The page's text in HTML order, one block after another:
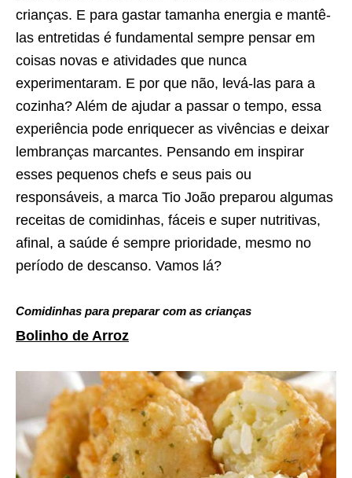
crianças. E para gastar tamanha energia e mantê-
las entretidas é fundamental sempre pensar em
coisas novas e atividades que nunca
experimentaram. E por que não, levá-las para a
cozinha? Além de ajudar a passar o tempo, essa
experiência pode enriquecer as vivências e deixar
lembranças marcantes. Pensando em inspirar
esses pequenos chefs e seus pais ou
responsáveis, a marca Tio João preparou algumas
receitas de comidinhas, fáceis e super nutritivas,
afinal, a saúde é sempre prioridade, mesmo no
período de descanso. Vamos lá?
Comidinhas para preparar com as crianças
Bolinho de Arroz